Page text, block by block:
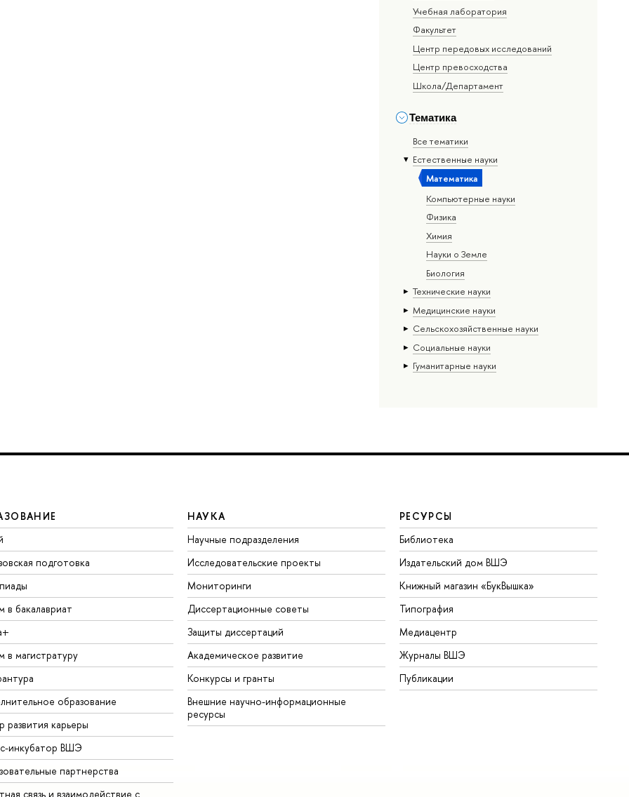
Учебная лаборатория
Факультет
Центр передовых исследований
Центр превосходства
Школа/Департамент
Тематика
Все тематики
Естественные науки
Математика
Компьютерные науки
Физика
Химия
Науки о Земле
Биология
Тех­ничес­кие науки
Медицинские науки
Сельскохозяйственные науки
Социальные науки
Гуманитарные науки
подготовка
в бакалавриат
в магистратуру
образование
развития карьеры
инкубатор ВШЭ
партнерства
связь и взаимодействие с
НАУКА
Научные подразделения
Исследовательские проекты
Мониторинги
Диссертационные советы
Защиты диссертаций
Академическое развитие
Конкурсы и гранты
Внешние научно-информационные
ресурсы
РЕСУРСЫ
Библиотека
Издательский дом ВШЭ
Книжный магазин «БукВышка»
Типография
Медиацентр
Журналы ВШЭ
Публикации